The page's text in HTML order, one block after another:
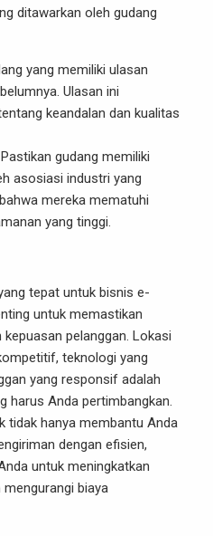
ditawarkan oleh gudang
yang memiliki ulasan
Ulasan ini
keandalan dan kualitas
gudang memiliki
asosiasi industri yang
mereka mematuhi
yang tinggi.
tepat untuk bisnis e-
untuk memastikan
pelanggan. Lokasi
teknologi yang
yang responsif adalah
harus Anda pertimbangkan.
tidak hanya membantu Anda
dengan efisien,
untuk meningkatkan
biaya